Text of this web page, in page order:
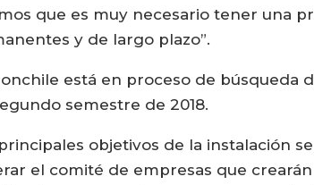
que es muy necesario tener una
y de largo plazo”.
está en proceso de búsqueda
semestre de 2018.
objetivos de la instalación
el comité de empresas que